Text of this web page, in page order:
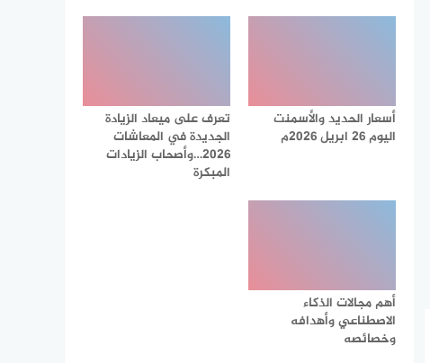
أسعار الحديد والأسمنت
اليوم 26 ابريل 2026م
تعرف على ميعاد الزيادة
الجديدة في المعاشات
2026…وأصحاب الزيادات
المبكرة
أهم مجالات الذكاء
الاصطناعي وأهدافه
وخصائصه